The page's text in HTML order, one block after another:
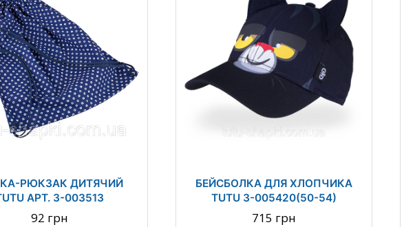
РЮКЗАК ДИТЯЧИЙ
АРТ. 3-003513
92 грн
БЕЙСБОЛКА ДЛЯ ХЛОПЧИКА
TUTU 3-005420(50-54)
715 грн